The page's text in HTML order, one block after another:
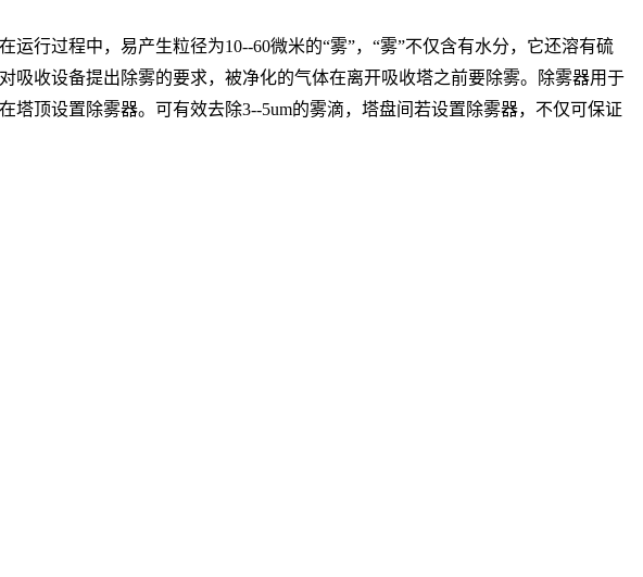
行过程中，易产生粒径为10--60微米的“雾”，“雾”不仅含有水分，它还溶有硫
收设备提出除雾的要求，被净化的气体在离开吸收塔之前要除雾。除雾器用于
顶设置除雾器。可有效去除3--5um的雾滴，塔盘间若设置除雾器，不仅可保证